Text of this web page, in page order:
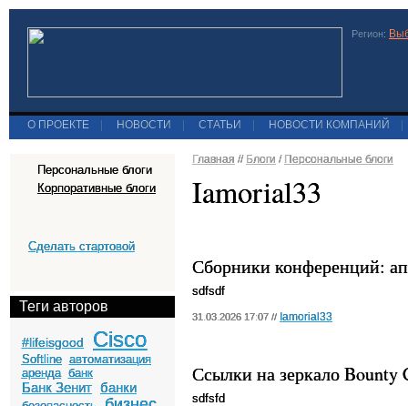
Регион:
О ПРОЕКТЕ НОВОСТИ СТАТЬИ НОВОСТИ КОМПАНИЙ
Персональные блоги
Корпоративные блоги
Сделать стартовой
Теги авторов
#lifeisgood Cisco
Softline автоматизация
аренда банк
Банк Зенит банки
Главная // Блоги / Персональные блоги
Iamorial33
Сборники конференций:
sdfsdf
31.03.2026 17:07 // Iamorial33
Ссылки на зеркало
sdfsfd